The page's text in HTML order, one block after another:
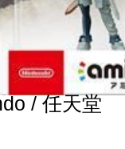
/ 任天堂